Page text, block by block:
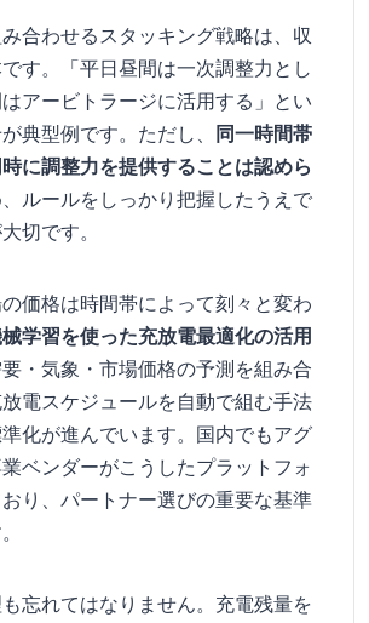
合わせるスタッキング戦略は、収
す。「平日昼間は一次調整力とし
アービトラージに活用する」とい
典型例です。ただし、
同一時間帯
に調整力を提供することは認めら
ルールをしっかり把握したうえで
切です。
価格は時間帯によって刻々と変わ
学習を使った充放電最適化の活用
・気象・市場価格の予測を組み合
電スケジュールを自動で組む手法
化が進んでいます。国内でもアグ
ベンダーがこうしたプラットフォ
り、パートナー選びの重要な基準
忘れてはなりません。充電残量を